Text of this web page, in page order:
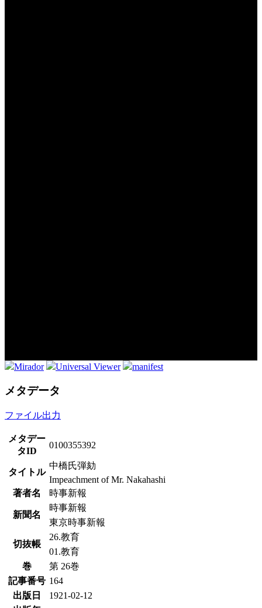
Mirador Universal Viewer manifest
メタデータ
ファイル出力
メタデー
タID
0100355392
タイトル
中橋氏弾劾
Impeachment of Mr. Nakahashi
著者名
時事新報
新聞名
時事新報
東京時事新報
切抜帳
26.教育
01.教育
巻
第 26巻
記事番号 164
出版日
1921-02-12